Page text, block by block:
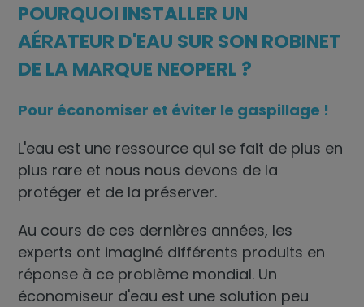
POURQUOI INSTALLER UN
AÉRATEUR D'EAU SUR SON ROBINET
DE LA MARQUE NEOPERL ?
Pour économiser et éviter le gaspillage !
L'eau est une ressource qui se fait de plus en
plus rare et nous nous devons de la
protéger et de la préserver.
Au cours de ces dernières années, les
experts ont imaginé différents produits en
réponse à ce problème mondial. Un
économiseur d'eau est une solution peu